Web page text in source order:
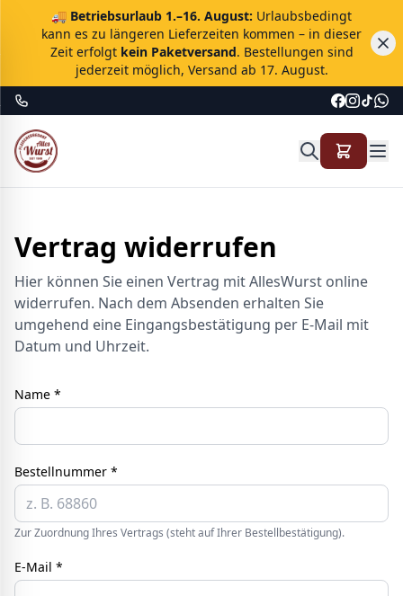
🚚 Betriebsurlaub 1.–16. August: Urlaubsbedingt
kann es zu längeren Lieferzeiten kommen – in dieser
Zeit erfolgt kein Paketversand. Bestellungen sind
jederzeit möglich, Versand ab 17. August.
Vertrag widerrufen
Hier können Sie einen Vertrag mit AllesWurst online
widerrufen. Nach dem Absenden erhalten Sie
umgehend eine Eingangsbestätigung per E-Mail mit
Datum und Uhrzeit.
Name *
Bestellnummer *
Zur Zuordnung Ihres Vertrags (steht auf Ihrer Bestellbestätigung).
E-Mail *